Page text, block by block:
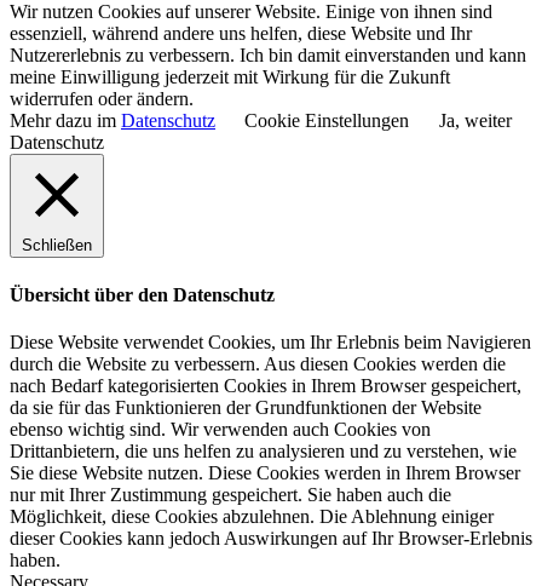
Wir nutzen Cookies auf unserer Website. Einige von ihnen sind
essenziell, während andere uns helfen, diese Website und Ihr
Nutzererlebnis zu verbessern. Ich bin damit einverstanden und kann
meine Einwilligung jederzeit mit Wirkung für die Zukunft
widerrufen oder ändern.
Mehr dazu im Datenschutz Cookie Einstellungen
Ja, weiter
Datenschutz
Schließen
Übersicht über den Datenschutz
Diese Website verwendet Cookies, um Ihr Erlebnis beim Navigieren
durch die Website zu verbessern. Aus diesen Cookies werden die
nach Bedarf kategorisierten Cookies in Ihrem Browser gespeichert,
da sie für das Funktionieren der Grundfunktionen der Website
ebenso wichtig sind. Wir verwenden auch Cookies von
Drittanbietern, die uns helfen zu analysieren und zu verstehen, wie
Sie diese Website nutzen. Diese Cookies werden in Ihrem Browser
nur mit Ihrer Zustimmung gespeichert. Sie haben auch die
Möglichkeit, diese Cookies abzulehnen. Die Ablehnung einiger
dieser Cookies kann jedoch Auswirkungen auf Ihr Browser-Erlebnis
haben.
Necessary